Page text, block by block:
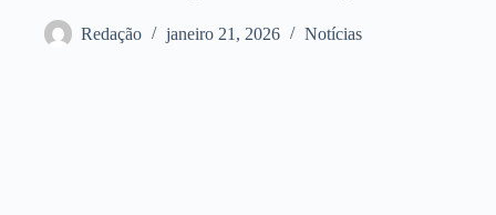
Redação janeiro 21, 2026 Notícias